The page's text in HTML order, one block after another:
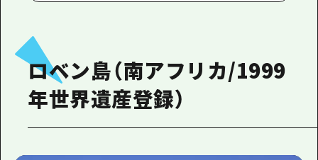
ロベン島（南アフリカ/1999
年世界遺産登録）